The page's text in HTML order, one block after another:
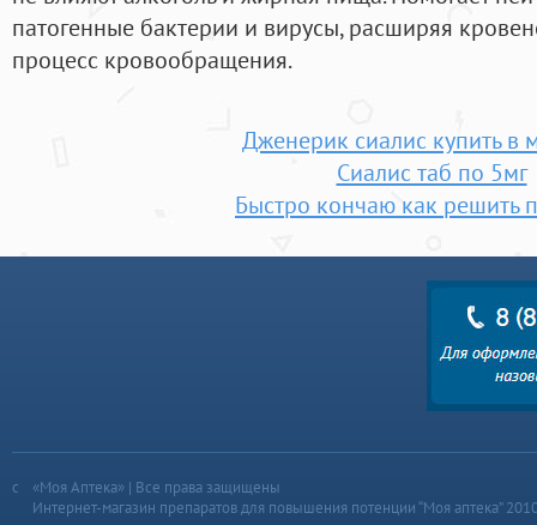
патогенные бактерии и вирусы, расширяя
процесс кровообращения.
Дженерик сиалис купить в
Сиалис таб по 5мг
Быстро кончаю как решить
«Моя Аптека» | Все права защищены
Интернет-магазин препаратов для повышения потенции “Моя аптека”